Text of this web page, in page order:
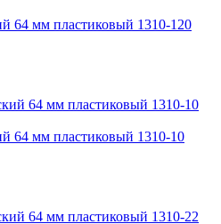
64 мм пластиковый 1310-120
64 мм пластиковый 1310-10